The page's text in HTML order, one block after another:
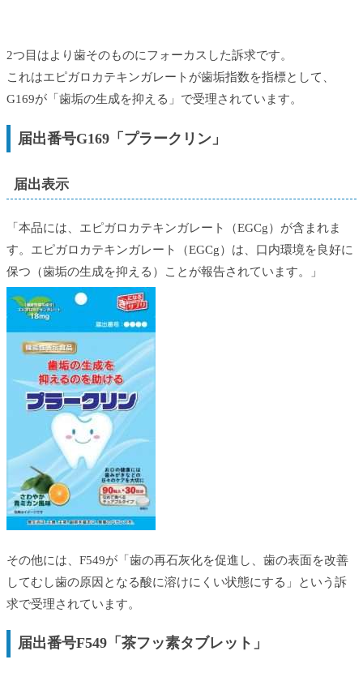
2つ目はより歯そのものにフォーカスした訴求です。
これはエピガロカテキンガレートが歯垢指数を指標として、
G169が「歯垢の生成を抑える」で受理されています。
届出番号G169「プラークリン」
届出表示
「本品には、エピガロカテキンガレート（EGCg）が含まれま
す。エピガロカテキンガレート（EGCg）は、口内環境を良好に
保つ（歯垢の生成を抑える）ことが報告されています。」
その他には、F549が「歯の再石灰化を促進し、歯の表面を改善
してむし歯の原因となる酸に溶けにくい状態にする」という訴
求で受理されています。
届出番号F549「茶フッ素タブレット」